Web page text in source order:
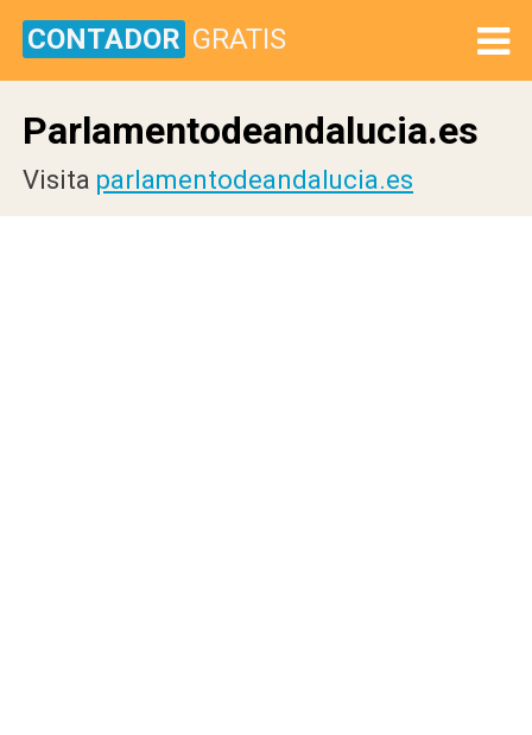
CONTADOR GRATIS
Parlamentodeandalucia.es
Visita parlamentodeandalucia.es